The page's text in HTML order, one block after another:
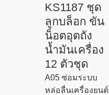
KS1187 ชุด
ลูกบล็อก ขัน
น็อตอุตถัง
น้ำมันเครื่อง
12 ตัวชุด
A05 ซ่อมระบบ
หล่อลื่นเครื่องยนต์